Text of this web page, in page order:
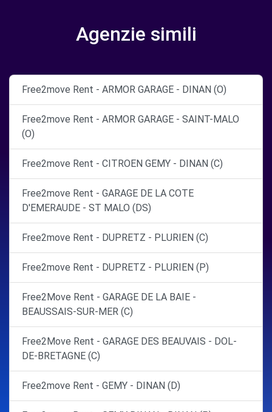
Agenzie simili
Free2move Rent - ARMOR GARAGE - DINAN (O)
Free2move Rent - ARMOR GARAGE - SAINT-MALO
(O)
Free2move Rent - CITROEN GEMY - DINAN (C)
Free2move Rent - GARAGE DE LA COTE
D'EMERAUDE - ST MALO (DS)
Free2move Rent - DUPRETZ - PLURIEN (C)
Free2move Rent - DUPRETZ - PLURIEN (P)
Free2Move Rent - GARAGE DE LA BAIE -
BEAUSSAIS-SUR-MER (C)
Free2Move Rent - GARAGE DES BEAUVAIS - DOL-
DE-BRETAGNE (C)
Free2move Rent - GEMY - DINAN (D)